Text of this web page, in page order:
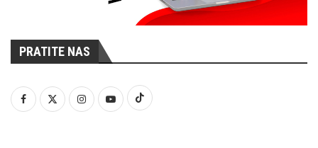
PRATITE NAS